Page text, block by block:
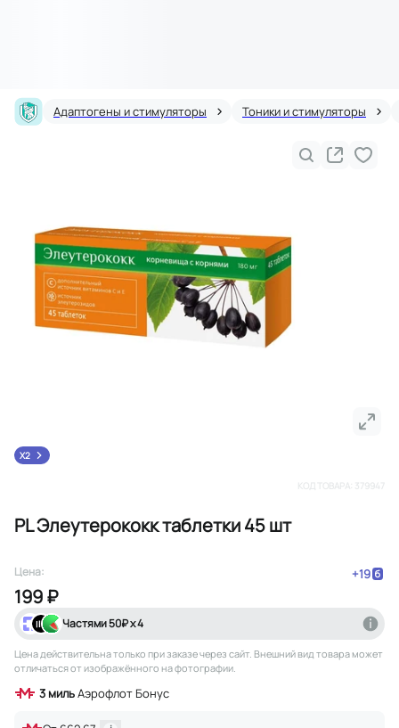
Адаптогены и стимуляторы Тоники и стимуляторы
PL Элеутерококк таблетки 45 шт
X2
Цена: +19
199 ₽
Частями50₽ х 4
Цена действительна только при заказе через сайт. Внешний вид товара может
отличаться от изображённого на фотографии.
3 мильАэрофлот Бонус